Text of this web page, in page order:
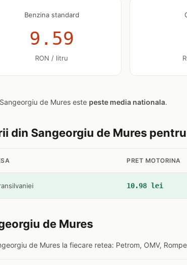
Benzina standard
9.59
RON / litru
de Mures este peste media nationala.
din Sangeorgiu de Mures
PRET MOTORINA
10.98 lei
de Mures
de Mures la fiecare retea: Petrom, OMV,